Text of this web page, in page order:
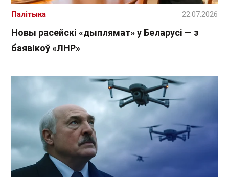
Новы расейскі «дыплямат» у Беларусі — з
баявікоў «ЛНР»
Палітыка 22.07.2026